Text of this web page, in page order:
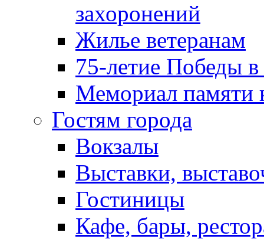
захоронений
Жилье ветеранам
75-летие Победы
Мемориал памяти
Гостям города
Вокзалы
Выставки,
Гостиницы
Кафе, бары,